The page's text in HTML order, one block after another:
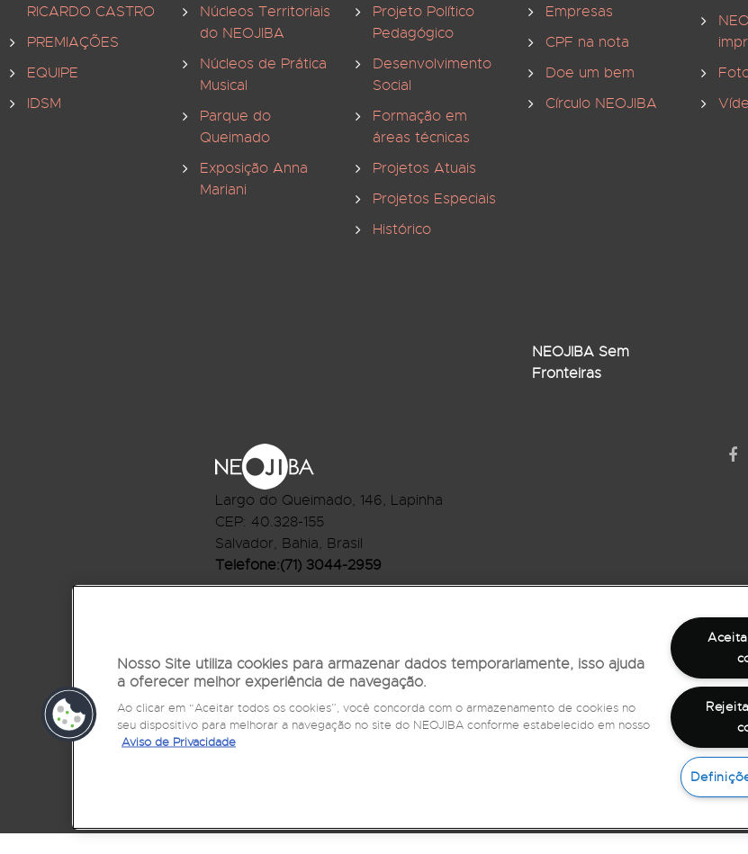
RICARDO CASTRO
PREMIAÇÕES
EQUIPE
IDSM
Núcleos Territoriais
do NEOJIBA
Núcleos de Prática
Musical
Parque do
Queimado
Exposição Anna
Mariani
Projeto Político
Pedagógico
Desenvolvimento
Social
Formação em
áreas técnicas
Projetos Atuais
Projetos Especiais
Histórico
Empresas
CPF na nota
Doe um bem
Círculo NEOJIBA
NEOJIBA Sem
Fronteiras
Largo do Queimado, 146, Lapinha
CEP: 40.328-155
Salvador, Bahia, Brasil
Telefone:(71) 3044-2959
Telefone:(71) 3032-1073
Todos os direitos reservados
ligue 162
Nosso Site utiliza cookies para armazenar dados temporariamente, isso ajuda
a oferecer melhor experiência de navegação.
Ao clicar em “Aceitar todos os cookies”, você concorda com o armazenamento de cookies no
seu dispositivo para melhorar a navegação no site do NEOJIBA conforme estabelecido em nosso
Aviso de Privacidade